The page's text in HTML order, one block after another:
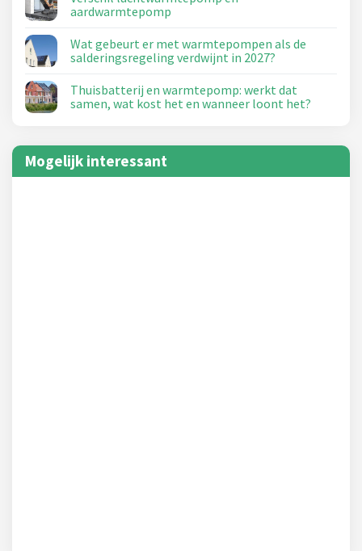
aardwarmtepomp
Wat gebeurt er met warmtepompen als de
salderingsregeling verdwijnt in 2027?
Thuisbatterij en warmtepomp: werkt dat
samen, wat kost het en wanneer loont het?
Mogelijk interessant